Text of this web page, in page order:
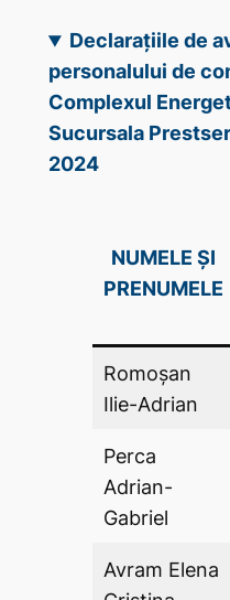
Declarațiile de
personalului de
Complexul
Sucursala
2024
NUMELE ȘI
PRENUMELE
Romoșan
Ilie-Adrian
Perca
Adrian-
Gabriel
Avram Elena